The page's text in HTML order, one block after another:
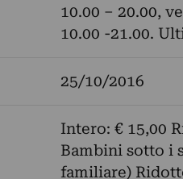
10.00 – 20.00,
10.00 -21.00.
25/10/2016
Intero: € 15,00
Bambini sotto i
familiare)